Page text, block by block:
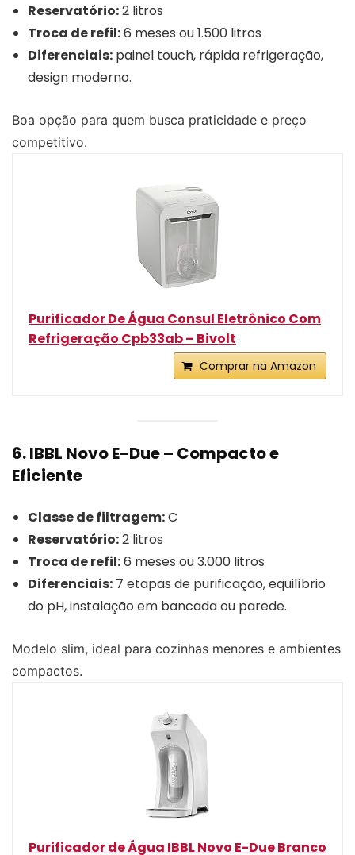
Reservatório:2 litros
Troca de refil:6 meses ou 1.500 litros
Diferenciais: painel touch, rápida refrigeração,
design moderno.
Boa opção para quem busca praticidade e preço
competitivo.
Purificador De Água Consul Eletrônico Com
Refrigeração Cpb33ab – Bivolt
Comprar na Amazon
6. IBBL Novo E-Due – Compacto e
Eficiente
Classe de filtragem:C
Reservatório:2 litros
Troca de refil:6 meses ou 3.000 litros
Diferenciais: 7 etapas de purificação, equilíbrio
do pH, instalação em bancada ou parede.
Modelo slim, ideal para cozinhas menores e ambientes
compactos.
Purificador de Água IBBL Novo E-Due Branco